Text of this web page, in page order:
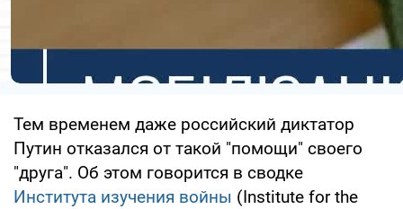
Тем временем даже российский диктатор
Путин отказался от такой "помощи" своего
"друга". Об этом говорится в сводке
Института изучения войны (Institute for the